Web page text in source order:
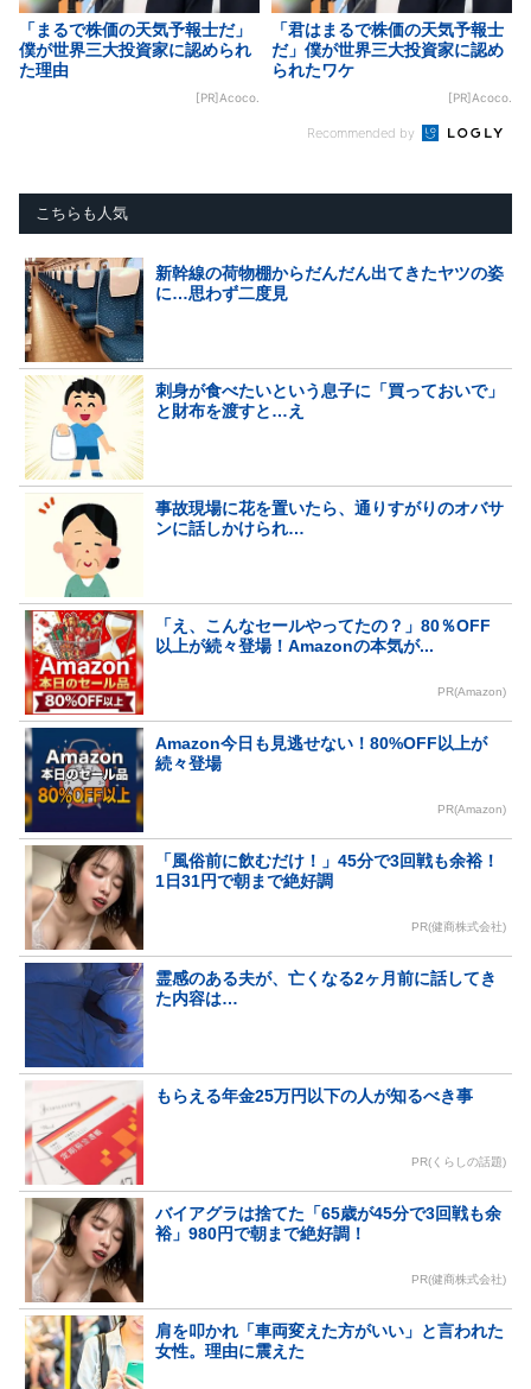
「まるで株価の天気予報士だ」
僕が世界三大投資家に認められ
た理由
[PR]Acoco.
「君はまるで株価の天気予報士
だ」僕が世界三大投資家に認め
られたワケ
[PR]Acoco.
Recommended by
こちらも人気
新幹線の荷物棚からだんだん出てきたヤツの姿
に…思わず二度見
刺身が食べたいという息子に「買っておいで」
と財布を渡すと…え
事故現場に花を置いたら、通りすがりのオバサ
ンに話しかけられ…
「え、こんなセールやってたの？」80％OFF
以上が続々登場！Amazonの本気が...
PR(Amazon)
Amazon今日も見逃せない！80%OFF以上が
続々登場
PR(Amazon)
「風俗前に飲むだけ！」45分で3回戦も余裕！
1日31円で朝まで絶好調
PR(健商株式会社)
霊感のある夫が、亡くなる2ヶ月前に話してき
た内容は…
もらえる年金25万円以下の人が知るべき事
PR(くらしの話題)
バイアグラは捨てた「65歳が45分で3回戦も余
裕」980円で朝まで絶好調！
PR(健商株式会社)
肩を叩かれ「車両変えた方がいい」と言われた
女性。理由に震えた